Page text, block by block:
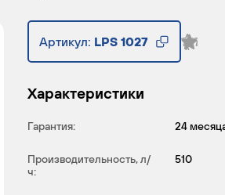
Артикул: LPS 1027
Характеристики
Гарантия: 24
Производительность, л/
ч:
510